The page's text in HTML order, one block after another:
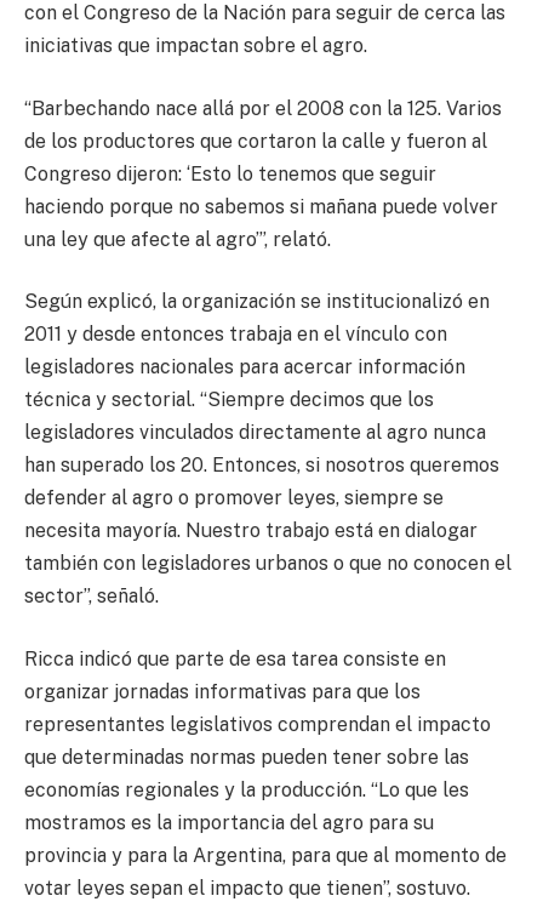
con el Congreso de la Nación para seguir de cerca las
iniciativas que impactan sobre el agro.
“Barbechando nace allá por el 2008 con la 125. Varios
de los productores que cortaron la calle y fueron al
Congreso dijeron: ‘Esto lo tenemos que seguir
haciendo porque no sabemos si mañana puede volver
una ley que afecte al agro’”, relató.
Según explicó, la organización se institucionalizó en
2011 y desde entonces trabaja en el vínculo con
legisladores nacionales para acercar información
técnica y sectorial. “Siempre decimos que los
legisladores vinculados directamente al agro nunca
han superado los 20. Entonces, si nosotros queremos
defender al agro o promover leyes, siempre se
necesita mayoría. Nuestro trabajo está en dialogar
también con legisladores urbanos o que no conocen el
sector”, señaló.
Ricca indicó que parte de esa tarea consiste en
organizar jornadas informativas para que los
representantes legislativos comprendan el impacto
que determinadas normas pueden tener sobre las
economías regionales y la producción. “Lo que les
mostramos es la importancia del agro para su
provincia y para la Argentina, para que al momento de
votar leyes sepan el impacto que tienen”, sostuvo.